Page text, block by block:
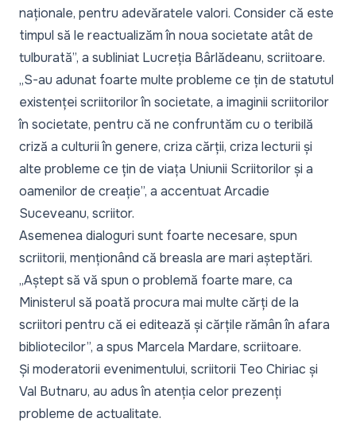
naționale, pentru adevăratele valori. Consider că este
timpul să le reactualizăm în noua societate atât de
tulburată”, a subliniat Lucreția Bârlădeanu, scriitoare.
„S-au adunat foarte multe probleme ce țin de statutul
existenței scriitorilor în societate, a imaginii scriitorilor
în societate, pentru că ne confruntăm cu o teribilă
criză a culturii în genere, criza cărții, criza lecturii și
alte probleme ce țin de viața Uniunii Scriitorilor și a
oamenilor de creație”, a accentuat Arcadie
Suceveanu, scriitor.
Asemenea dialoguri sunt foarte necesare, spun
scriitorii, menționând că breasla are mari așteptări.
„Aștept să vă spun o problemă foarte mare, ca
Ministerul să poată procura mai multe cărți de la
scriitori pentru că ei editează și cărțile rămân în afara
bibliotecilor”, a spus Marcela Mardare, scriitoare.
Și moderatorii evenimentului, scriitorii Teo Chiriac și
Val Butnaru, au adus în atenția celor prezenți
probleme de actualitate.